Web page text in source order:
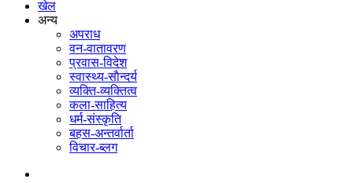
खेल
अन्य
अपराध
वन-वातावरण
प्रवास-विदेश
स्वास्थ्य-साैन्दर्य
व्यक्ति-व्यक्तित्व
कला-साहित्य
धर्म-संस्कृति
बहस-अन्तर्वार्ता
विचार-ब्लग